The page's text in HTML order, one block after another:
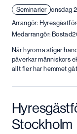
Seminarier onsdag
Arrangör:
Medarrangör:
När hyrorna stiger
påverkar människors
allt fler har hemmet
Stockholm